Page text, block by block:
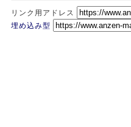
リンク用アドレス
埋め込み型